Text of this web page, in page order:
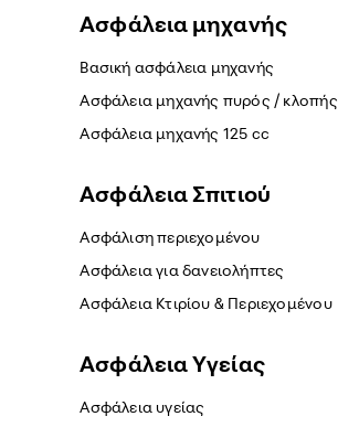
Ασφάλεια μηχανής
Βασική ασφάλεια μηχανής
Ασφάλεια μηχανής πυρός / κλοπής
Ασφάλεια μηχανής 125 cc
Ασφάλεια Σπιτιού
Ασφάλιση περιεχομένου
Ασφάλεια για δανειολήπτες
Ασφάλεια Κτιρίου & Περιεχομένου
Ασφάλεια Yγείας
Ασφάλεια υγείας